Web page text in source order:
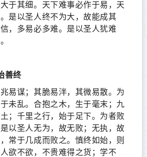
于其细。天下难事必作于易，天
是以圣人终不为大，故能成其
，多易必多难。是以圣人犹难
善终
易谋；其脆易泮，其微易散。为
未乱。合抱之木，生于毫末；九
；千里之行，始于足下。为者败
以圣人无为，故无败；无执，故
常于几成而败之。慎终如始，则
欲不欲，不贵难得之货；学不